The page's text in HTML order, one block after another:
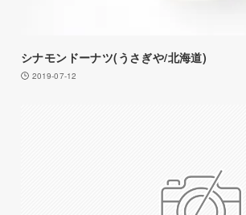
シナモンドーナツ(うさぎや/北海道)
2019-07-12